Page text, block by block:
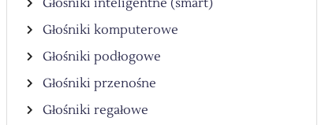
Głośniki inteligentne (smart)
Głośniki komputerowe
Głośniki podłogowe
Głośniki przenośne
Głośniki regałowe